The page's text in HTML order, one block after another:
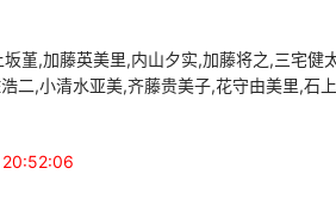
坂堇,加藤英美里,内山夕实,加藤将之,三宅
二,小清水亚美,齐藤贵美子,花守由美里,石